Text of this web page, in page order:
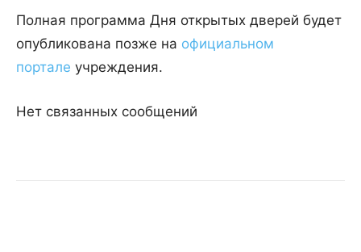
Полная программа Дня открытых дверей будет
опубликована позже на официальном
портале учреждения.
Нет связанных сообщений